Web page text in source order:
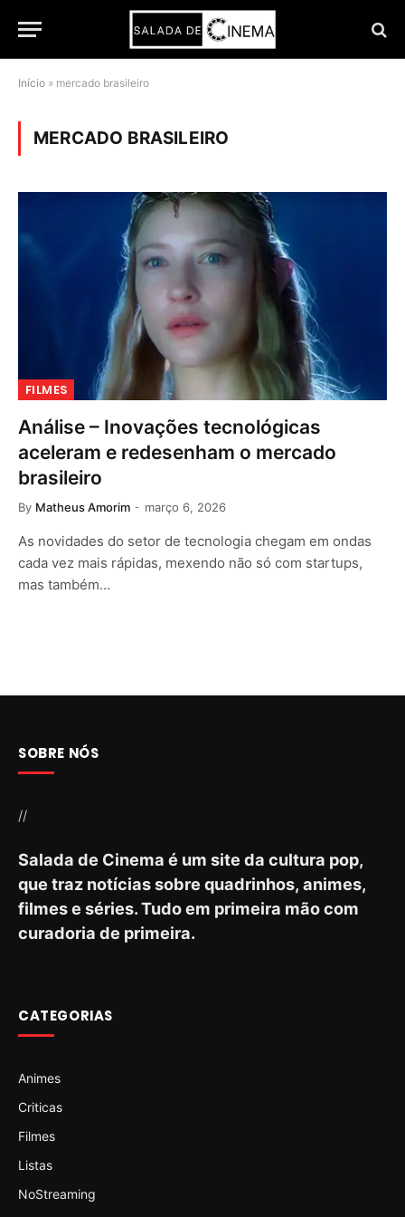
Início » mercado brasileiro
MERCADO BRASILEIRO
FILMES
Análise – Inovações tecnológicas
aceleram e redesenham o mercado
brasileiro
By Matheus Amorim março 6, 2026
As novidades do setor de tecnologia chegam em ondas
cada vez mais rápidas, mexendo não só com startups,
mas também…
SOBRE NÓS
//
Salada de Cinema é um site da cultura pop,
que traz notícias sobre quadrinhos, animes,
filmes e séries. Tudo em primeira mão com
curadoria de primeira.
CATEGORIAS
Animes
Criticas
Filmes
Listas
NoStreaming